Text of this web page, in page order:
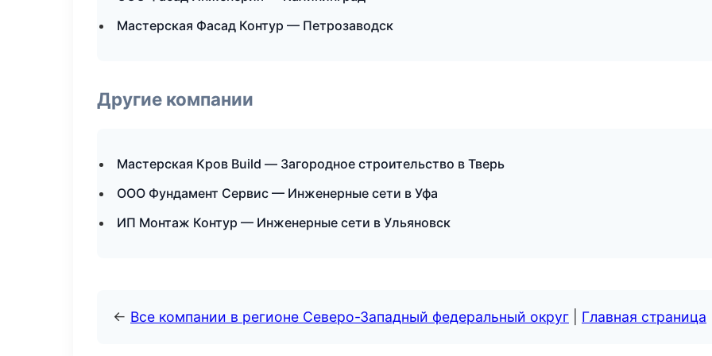
Мастерская Фасад Контур — Петрозаводск
Другие компании
Мастерская Кров Build — Загородное строительство в Тверь
ООО Фундамент Сервис — Инженерные сети в Уфа
ИП Монтаж Контур — Инженерные сети в Ульяновск
← Все компании в регионе Северо-Западный федеральный округ Главная страница